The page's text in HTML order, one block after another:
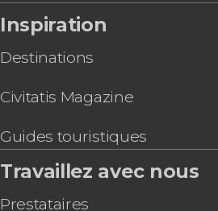
Inspiration
Destinations
Civitatis Magazine
Guides touristiques
Travaillez avec nous
Prestataires